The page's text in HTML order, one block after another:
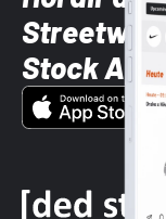
Stock App